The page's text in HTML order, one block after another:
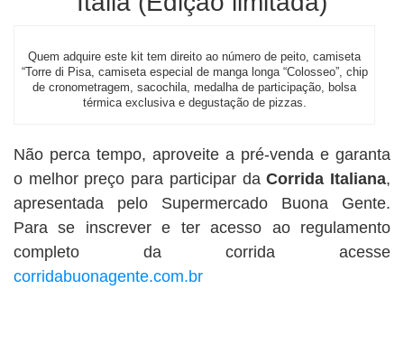
Quem adquire este kit tem direito ao número de peito, camiseta
“Torre di Pisa, camiseta especial de manga longa “Colosseo”, chip
de cronometragem, sacochila, medalha de participação, bolsa
térmica exclusiva e degustação de pizzas.
Não perca tempo, aproveite a pré-venda e garanta
o melhor preço para participar daCorrida Italiana,
apresentada pelo Supermercado Buona Gente.
Para se inscrever e ter acesso ao regulamento
completo da corrida acesse
corridabuonagente.com.br